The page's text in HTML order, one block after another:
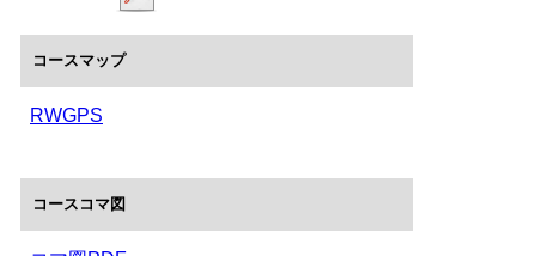
コースマップ
RWGPS
コースコマ図